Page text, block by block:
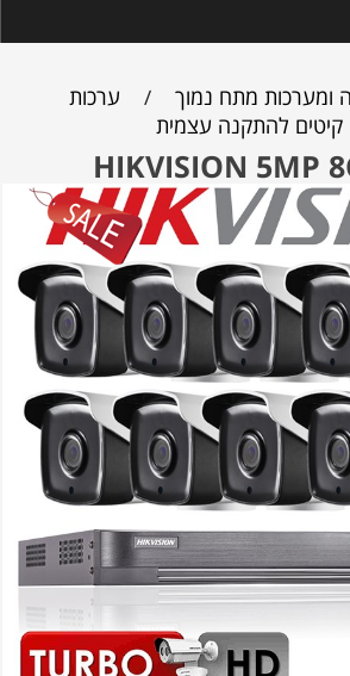
ומערכות מתח נמוך /
ערכות
קיטים להתקנה עצמית